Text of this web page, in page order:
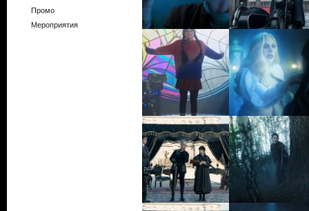
Промо
Мероприятия